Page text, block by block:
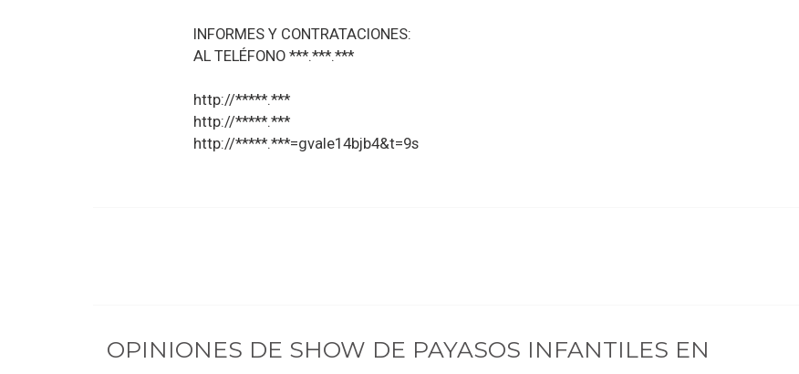
INFORMES Y CONTRATACIONES:
AL TELÉFONO ***.***.***
http://*****.***
http://*****.***
http://*****.***=gvaIe14bjb4&t=9s
OPINIONES DE SHOW DE PAYASOS INFANTILES EN